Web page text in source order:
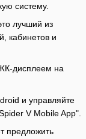
систему.
лучший из
кабинетов и
дисплеем на
и управляйте
V Mobile App".
предложить